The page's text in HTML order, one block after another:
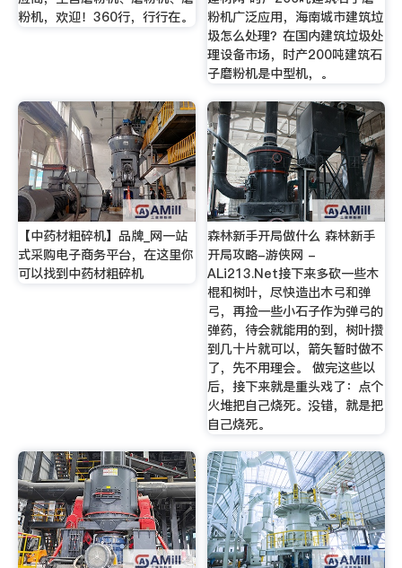
粉机，欢迎！360行，行行在。
粉机广泛应用，海南城市建筑垃
圾怎么处理？在国内建筑垃圾处
理设备市场，时产200吨建筑石
子磨粉机是中型机，。
【中药材粗碎机】品牌_网一站
式采购电子商务平台，在这里你
可以找到中药材粗碎机
森林新手开局做什么 森林新手
开局攻略-游侠网 -
ALi213.Net接下来多砍一些木
棍和树叶，尽快造出木弓和弹
弓，再捡一些小石子作为弹弓的
弹药，待会就能用的到，树叶攒
到几十片就可以，箭矢暂时做不
了，先不用理会。 做完这些以
后，接下来就是重头戏了：点个
火堆把自己烧死。没错，就是把
自己烧死。